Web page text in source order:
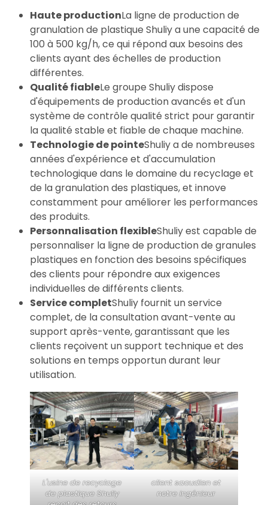
Haute productionLa ligne de production de
granulation de plastique Shuliy a une capacité de
100 à 500 kg/h, ce qui répond aux besoins des
clients ayant des échelles de production
différentes.
Qualité fiableLe groupe Shuliy dispose
d'équipements de production avancés et d'un
système de contrôle qualité strict pour garantir
la qualité stable et fiable de chaque machine.
Technologie de pointeShuliy a de nombreuses
années d'expérience et d'accumulation
technologique dans le domaine du recyclage et
de la granulation des plastiques, et innove
constamment pour améliorer les performances
des produits.
Personnalisation flexibleShuliy est capable de
personnaliser la ligne de production de granules
plastiques en fonction des besoins spécifiques
des clients pour répondre aux exigences
individuelles de différents clients.
Service completShuliy fournit un service
complet, de la consultation avant-vente au
support après-vente, garantissant que les
clients reçoivent un support technique et des
solutions en temps opportun durant leur
utilisation.
L'usine de recyclage
de plastique Shuliy
client saoudien et
notre ingénieur